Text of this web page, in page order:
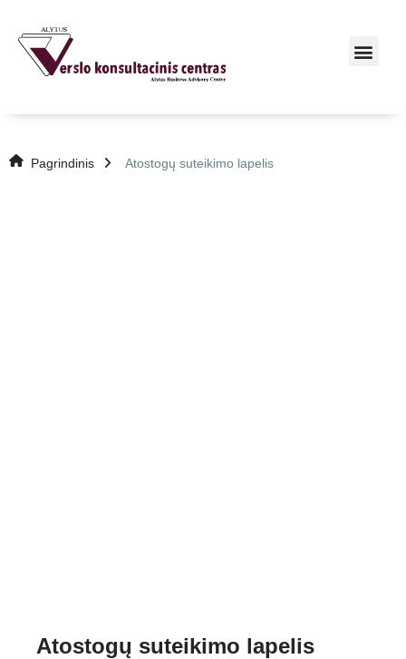
Pagrindinis Atostogų suteikimo lapelis
Atostogų suteikimo lapelis